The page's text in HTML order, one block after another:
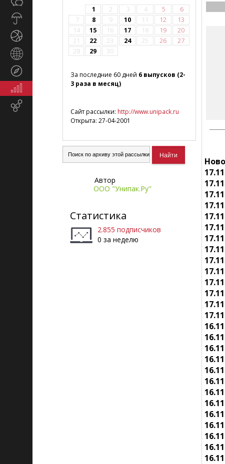
Экономика
маркетинг
1 2 3 4 5
6
7
8 9 10 11 12
13
14
15 16 17 18 19
20
21
22 23 24 25 26
27
28
29 30
За последние 60 дней 6 выпусков (2-
3 раза в месяц)
Сайт рассылки: http://www.unipack.ru
Открыта: 27-04-2001
Автор
ООО "Унипак.Ру"
Статистика
2.855 подписчиков
0 за неделю